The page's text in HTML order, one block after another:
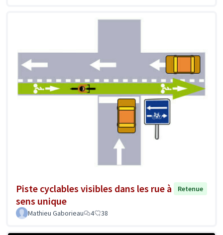
Piste cyclables visibles dans les rue à
sens unique
Retenue
Mathieu Gaborieau 4 38